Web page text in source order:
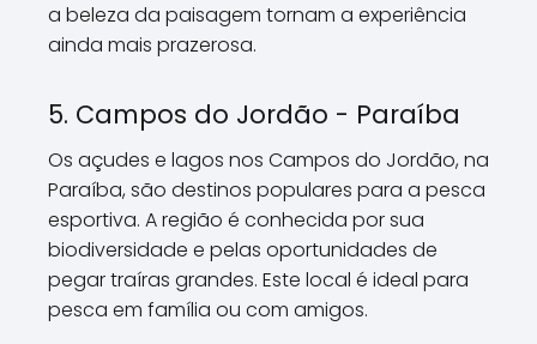
a beleza da paisagem tornam a experiência
ainda mais prazerosa.
5. Campos do Jordão - Paraíba
Os açudes e lagos nos Campos do Jordão, na
Paraíba, são destinos populares para a pesca
esportiva. A região é conhecida por sua
biodiversidade e pelas oportunidades de
pegar traíras grandes. Este local é ideal para
pesca em família ou com amigos.